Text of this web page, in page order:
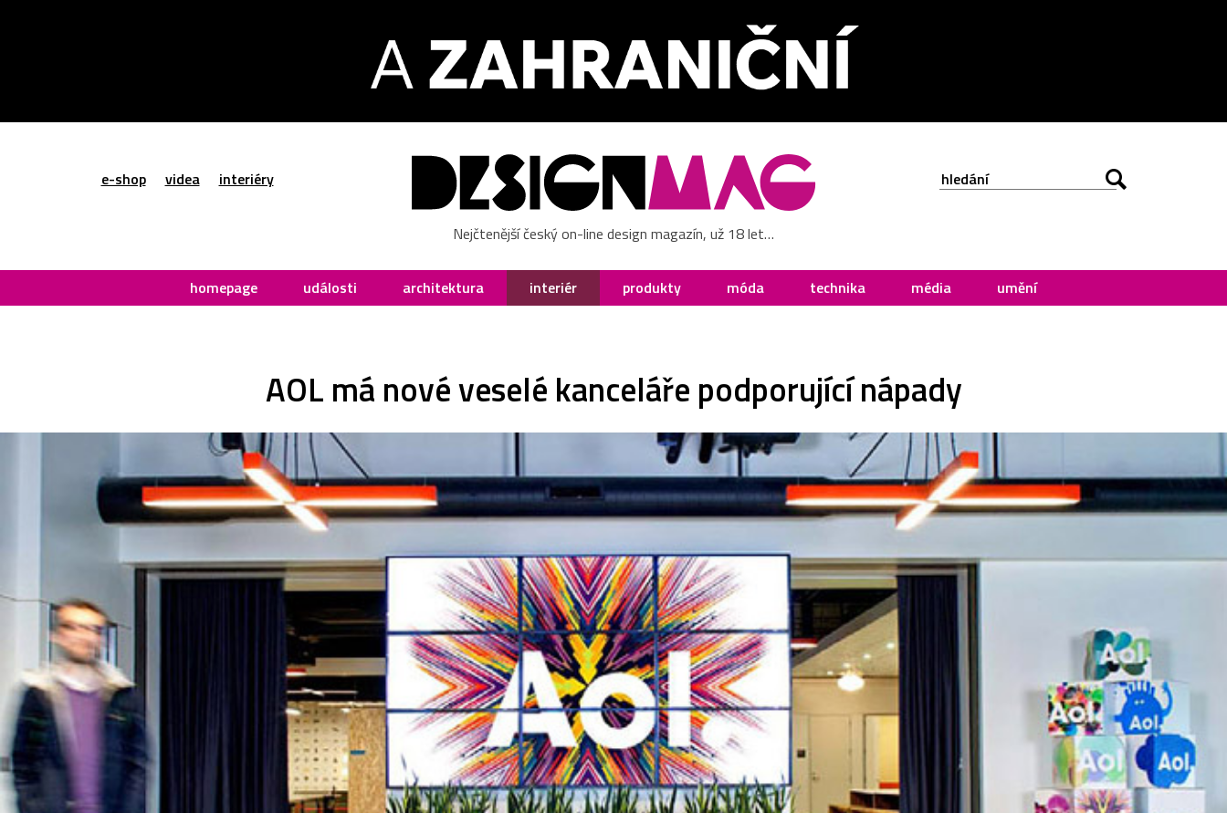
e-shop videa interiéry
Nejčtenější český on-line design magazín, už 18 let…
homepage události architektura interiér produkty móda technika média umění
AOL má nové veselé kanceláře podporující nápady